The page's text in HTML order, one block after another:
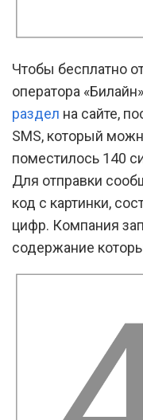
Чтобы бесплатно
оператора
раздел на сайте,
SMS, который
поместилось 140
Для отправки
код с картинки,
цифр. Компания
содержание